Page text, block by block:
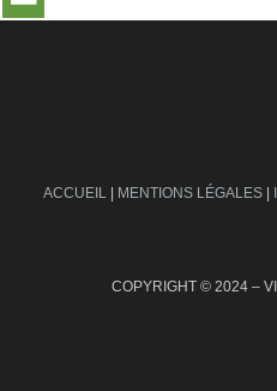
ACCUEIL | MENTIONS LÉGALES |
COPYRIGHT © 2024 –